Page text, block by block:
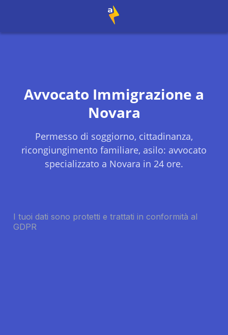
Avvocato Immigrazione a
Novara
Permesso di soggiorno, cittadinanza,
ricongiungimento familiare, asilo: avvocato
specializzato a Novara in 24 ore.